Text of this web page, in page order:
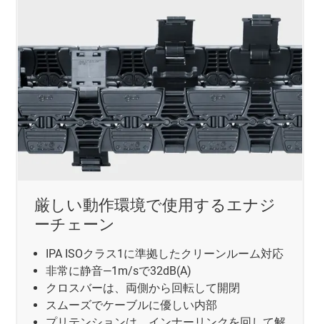
厳しい動作環境で使用するエナジ
ーチェーン
IPA ISOクラス1に準拠したクリーンルーム対応
非常に静音―1m/sで32dB(A)
クロスバーは、両側から回転して開閉
スムーズでケーブルに優しい内部